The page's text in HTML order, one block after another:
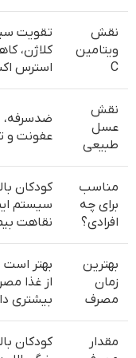
نقش
ویتامین
C
تقویت
کلاژن،
استرس
نقش
عسل
طبیعی
ضدسرفه،
عفونت و
مناسب
برای چه
افرادی؟
سیستم
نقاهت
بهترین
زمان
مصرف
بهتر
از غذا
بیشتری
مقدار